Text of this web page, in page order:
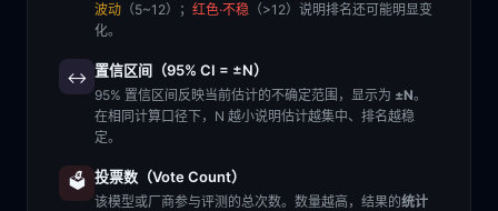
波动 （5~12）； 红色·不稳 （>12）说明排名还可能明显变
化。
↔️ 置信区间（95% CI = ±N）
95% 置信区间反映当前估计的不确定范围，显示为 ±N。
在相同计算口径下，N 越小说明估计越集中、排名越稳
定。
🗳️ 投票数（Vote Count）
该模型或厂商参与评测的总次数。数量越高，结果的统计